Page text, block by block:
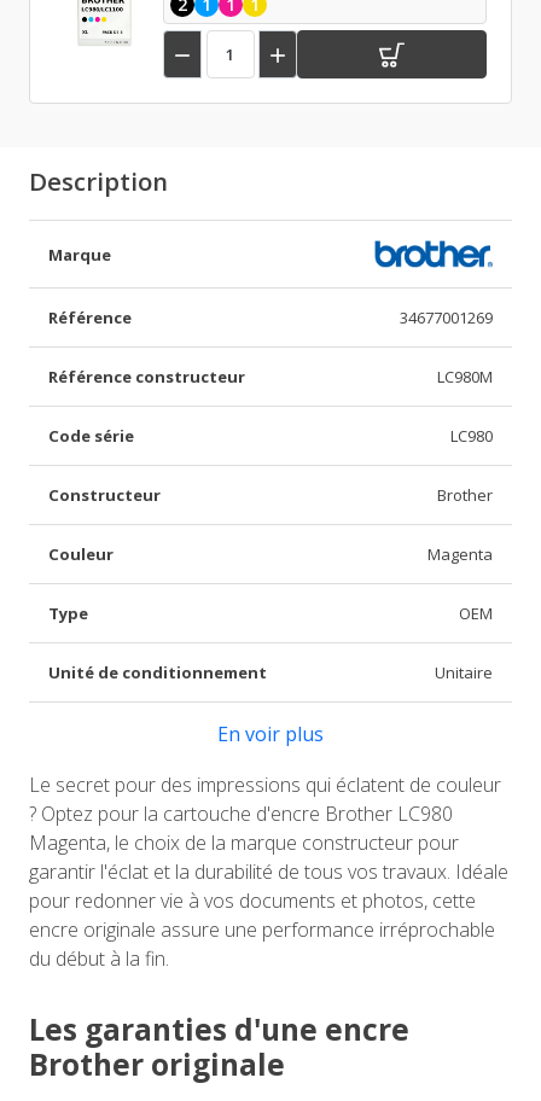
 
Description
Marque
Référence 34677001269
Référence constructeur LC980M
Code série LC980
Constructeur Brother
Couleur Magenta
Type OEM
Unité de conditionnement Unitaire
En voir plus
Le secret pour des impressions qui éclatent de couleur
? Optez pour la cartouche d'encre Brother LC980
Magenta, le choix de la marque constructeur pour
garantir l'éclat et la durabilité de tous vos travaux. Idéale
pour redonner vie à vos documents et photos, cette
encre originale assure une performance irréprochable
du début à la fin.
Les garanties d'une encre
Brother originale